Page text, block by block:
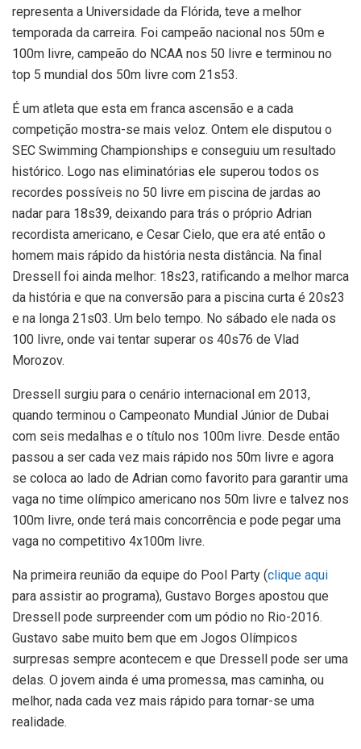
representa a Universidade da Flórida, teve a melhor
temporada da carreira. Foi campeão nacional nos 50m e
100m livre, campeão do NCAA nos 50 livre e terminou no
top 5 mundial dos 50m livre com 21s53.
É um atleta que esta em franca ascensão e a cada
competição mostra-se mais veloz. Ontem ele disputou o
SEC Swimming Championships e conseguiu um resultado
histórico. Logo nas eliminatórias ele superou todos os
recordes possíveis no 50 livre em piscina de jardas ao
nadar para 18s39, deixando para trás o próprio Adrian
recordista americano, e Cesar Cielo, que era até então o
homem mais rápido da história nesta distância. Na final
Dressell foi ainda melhor: 18s23, ratificando a melhor marca
da história e que na conversão para a piscina curta é 20s23
e na longa 21s03. Um belo tempo. No sábado ele nada os
100 livre, onde vai tentar superar os 40s76 de Vlad
Morozov.
Dressell surgiu para o cenário internacional em 2013,
quando terminou o Campeonato Mundial Júnior de Dubai
com seis medalhas e o título nos 100m livre. Desde então
passou a ser cada vez mais rápido nos 50m livre e agora
se coloca ao lado de Adrian como favorito para garantir uma
vaga no time olímpico americano nos 50m livre e talvez nos
100m livre, onde terá mais concorrência e pode pegar uma
vaga no competitivo 4x100m livre.
Na primeira reunião da equipe do Pool Party (clique aqui
para assistir ao programa), Gustavo Borges apostou que
Dressell pode surpreender com um pódio no Rio-2016.
Gustavo sabe muito bem que em Jogos Olímpicos
surpresas sempre acontecem e que Dressell pode ser uma
delas. O jovem ainda é uma promessa, mas caminha, ou
melhor, nada cada vez mais rápido para tornar-se uma
realidade.